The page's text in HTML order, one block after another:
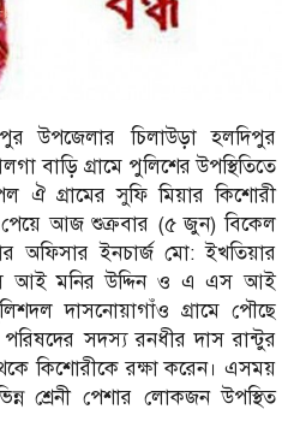
উপজেলার চিলাউড়া হলদিপুর
বাড়ি গ্রামে পুলিশের উপস্থিতিতে
ঐ গ্রামের সুফি মিয়ার কিশোরী
পেয়ে আজ শুক্রবার (৫ জুন) বিকেল
অফিসার ইনচার্জ মো: ইখতিয়ার
এস আই মনির উদ্দিন ও এ এস আই
দাসনোয়াগাঁও গ্রামে পৌছে
সদস্য রনধীর দাস রান্টুর
কিশোরীকে রক্ষা করেন। এসময়
শ্রেনী পেশার লোকজন উপস্থিত